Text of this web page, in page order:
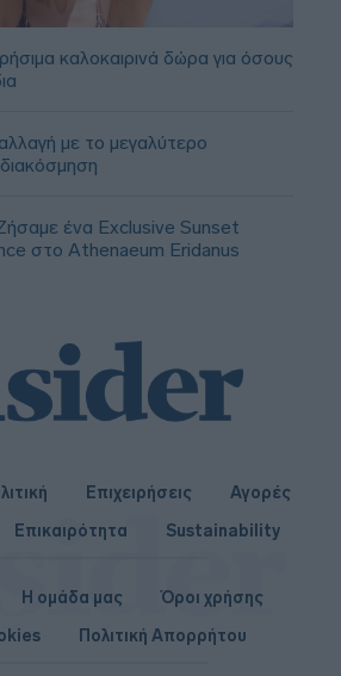
καλοκαιρινά δώρα για όσους
με το μεγαλύτερο
ένα Exclusive Sunset
στο Athenaeum Eridanus
Επιχειρήσεις
Αγορές
Επικαιρότητα Sustainability
Η ομάδα μας
Όροι χρήσης
Πολιτική Απορρήτου